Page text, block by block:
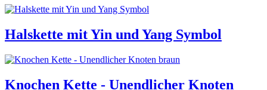
Halskette mit Yin und Yang Symbol
Knochen Kette - Unendlicher Knoten